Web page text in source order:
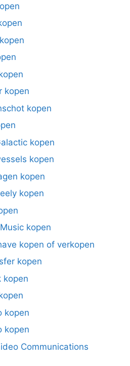
kopen
kopen
kopen
kopen
kopen
kopen
kopen
kopen of verkopen
kopen
kopen
kopen
kopen
Communications